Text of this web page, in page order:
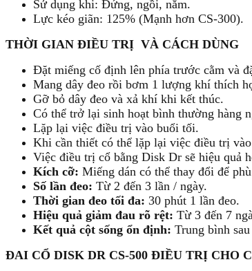
Sử dụng khi: Đứng, ngồi, nằm.
Lực kéo giãn: 125% (Mạnh hơn CS-300).
THỜI GIAN ĐIỀU TRỊ VÀ CÁCH DÙNG
Đặt miếng cố định lên phía trước cằm và
Mang dây đeo rồi bơm 1 lượng khí thích
Gỡ bỏ dây đeo và xả khí khi kết thúc.
Có thể trở lại sinh hoạt bình thường hàng
Lặp lại việc điều trị vào buổi tối.
Khi cần thiết có thể lặp lại việc điều trị
Việc điều trị cổ bằng Disk Dr sẽ hiệu quả
Kích cỡ: Miếng dán có thể thay đổi để
Số lần đeo: Từ 2 đến 3 lần / ngày.
Thời gian đeo tối đa: 30 phút 1 lần đeo.
Hiệu quả giảm đau rõ rệt: Từ 3 đến 7
Kết quả cột sống ổn định: Trung bình
ĐAI CỔ DISK DR CS-500 ĐIỀU TRỊ CHO